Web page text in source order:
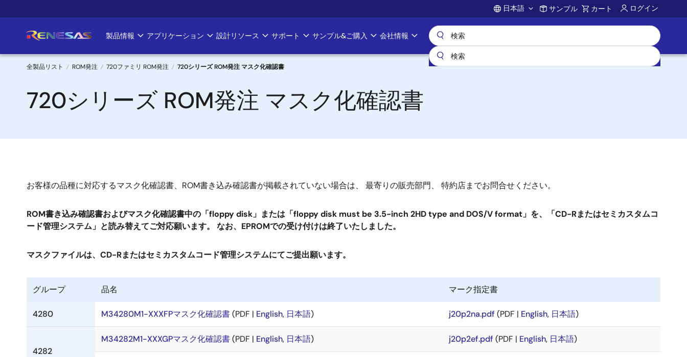
イ
ン
Account
日本語 サンプル カート ログイン
Main
navigation
製品情報 アプリケーション 設計リソース サポート サンプル&ご購入 会社情報
パ
ン
く
全製品リスト ROM発注 720ファミリ ROM発注 720シリーズ ROM発注 マスク化確認書
720シリーズ ROM発注 マスク化確認書
お客様の品種に対応するマスク化確認書、ROM書き込み確認書が掲載されていない場合は、 最寄りの販売部門、 特約店までお問合せください。
ROM書き込み確認書およびマスク化確認書中の「floppy disk」または「floppy disk must be 3.5-inch 2HD type and DOS/V format」を、「CD-Rまたはセミカスタムコ
ード管理システム」と読み替えてご対応願います。 なお、EPROMでの受け付けは終了いたしました。
マスクファイルは、CD-Rまたはセミカスタムコード管理システムにてご提出願います。
グループ 品名 マーク指定書
4280 M34280M1-XXXFPマスク化確認書(PDF | English, 日本語) j20p2na.pdf (PDF | English, 日本語)
4282
M34282M1-XXXGPマスク化確認書(PDF | English, 日本語) j20p2ef.pdf (PDF | English, 日本語)